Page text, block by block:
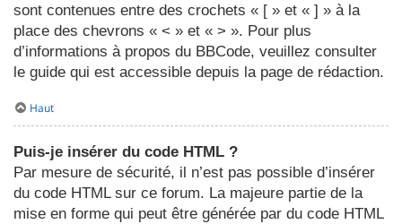
sont contenues entre des crochets « [ » et « ] » à la
place des chevrons « < » et « > ». Pour plus
d’informations à propos du BBCode, veuillez consulter
le guide qui est accessible depuis la page de rédaction.
Haut
Puis-je insérer du code HTML ?
Par mesure de sécurité, il n’est pas possible d’insérer
du code HTML sur ce forum. La majeure partie de la
mise en forme qui peut être générée par du code HTML